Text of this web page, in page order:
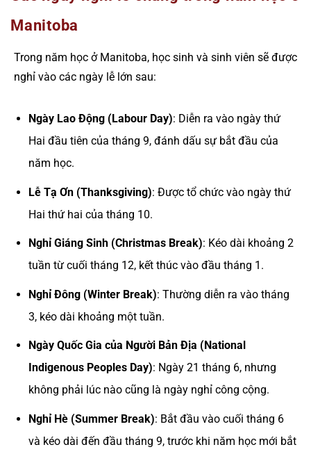
Manitoba
Trong năm học ở Manitoba, học sinh và sinh viên sẽ được
nghỉ vào các ngày lễ lớn sau:
Ngày Lao Động (Labour Day): Diễn ra vào ngày thứ
Hai đầu tiên của tháng 9, đánh dấu sự bắt đầu của
năm học.
Lễ Tạ Ơn (Thanksgiving): Được tổ chức vào ngày thứ
Hai thứ hai của tháng 10.
Nghỉ Giáng Sinh (Christmas Break): Kéo dài khoảng 2
tuần từ cuối tháng 12, kết thúc vào đầu tháng 1.
Nghỉ Đông (Winter Break): Thường diễn ra vào tháng
3, kéo dài khoảng một tuần.
Ngày Quốc Gia của Người Bản Địa (National
Indigenous Peoples Day): Ngày 21 tháng 6, nhưng
không phải lúc nào cũng là ngày nghỉ công cộng.
Nghỉ Hè (Summer Break): Bắt đầu vào cuối tháng 6
và kéo dài đến đầu tháng 9, trước khi năm học mới bắt